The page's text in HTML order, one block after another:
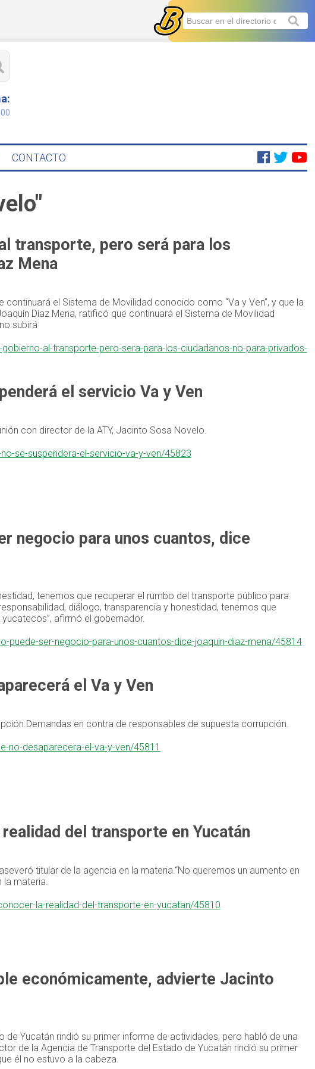
CONTACTO
transporte, pero será para los
Mena
el Sistema de Movilidad conocido como “Va y Ven”, y que la
Díaz Mena, ratificó que continuará el Sistema de Movilidad
subirá
al-transporte-pero-sera-para-los-ciudadanos-no-para-privados-
el servicio Va y Ven
con director de la ATY, Jacinto Sosa Novelo.
se-suspendera-el-servicio-va-y-ven/45823
negocio para unos cuantos, dice
tenemos que recuperar el rumbo del transporte público para
diálogo, transparencia y honestidad, tenemos que
afirmó el gobernador.
ser-negocio-para-unos-cuantos-dice-joaquin-diaz-mena/45814
el Va y Ven
en contra de responsables de supuesta corrupción.
no-desaparecera-el-va-y-ven/45811
del transporte en Yucatán
titular de la agencia en la materia.“No queremos un aumento en
la materia.
la-realidad-del-transporte-en-yucatan/45810
económicamente, advierte Jacinto
Yucatán rindió su primer informe de actividades, pero habló de una
de la Agencia de Transporte del Estado de Yucatán rindió su primer
él no estuvo a la cabeza.